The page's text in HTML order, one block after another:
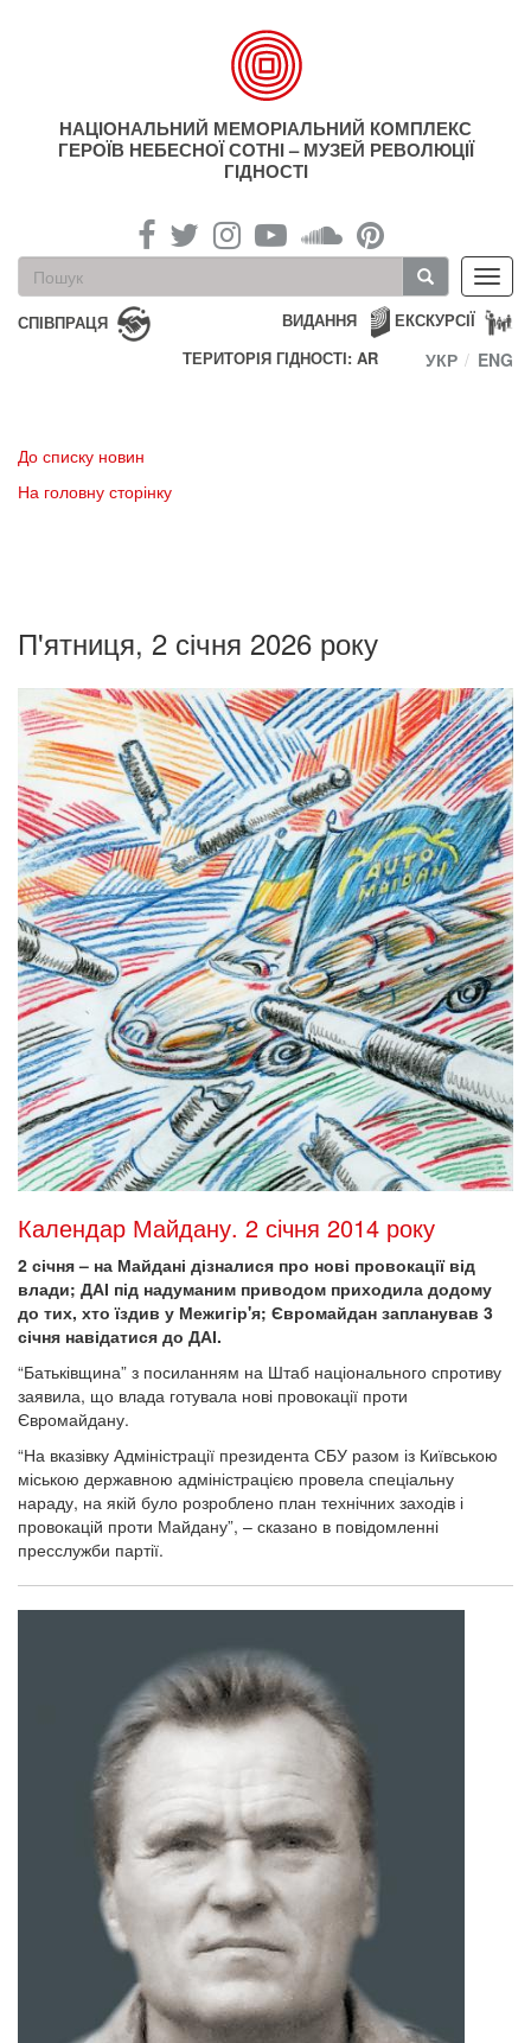
НАЦІОНАЛЬНИЙ МЕМОРІАЛЬНИЙ КОМПЛЕКС
ГЕРОЇВ НЕБЕСНОЇ СОТНІ – МУЗЕЙ РЕВОЛЮЦІЇ
ГІДНОСТІ
Пошукова
форма
Пошук
СПІВПРАЦЯ ЕКСКУРСІЇ
ВИДАННЯ
ТЕРИТОРІЯ ГІДНОСТІ: AR
УКР ENG
До списку новин
На головну сторінку
П'ятниця, 2 січня 2026 року
Календар Майдану. 2 січня 2014 року
2 січня – на Майдані дізналися про нові провокації від
влади; ДАІ під надуманим приводом приходила додому
до тих, хто їздив у Межигір'я; Євромайдан запланував 3
січня навідатися до ДАІ.
“Батьківщина” з посиланням на Штаб національного спротиву
заявила, що влада готувала нові провокації проти
Євромайдану.
“На вказівку Адміністрації президента СБУ разом із Київською
міською державною адміністрацією провела спеціальну
нараду, на якій було розроблено план технічних заходів і
провокацій проти Майдану”, – сказано в повідомленні
пресслужби партії.